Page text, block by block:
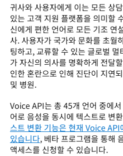
귀사와 사용자에게 이는 모든 상
있는 고객 지원 플랫폼을 의미할
신에게 편한 언어로 모든 기조 연
사. 사용자가 국가와 문화를 초월
팅하고, 교류할 수 있는 글로벌
가 자신의 의사를 명확하게 전달
인한 혼란으로 인해 진단이 지연
및 병원.
Voice API는 총 45개 언어 중에
어로 음성을 동시에 텍스트로 변
스트 변환 기능은 현재 Voice
있습니다, 베타 프로그램을 통해
액세스를 신청할 수 있습니다.